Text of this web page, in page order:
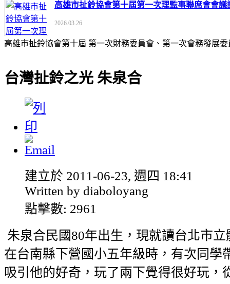
高雄市扯鈴協會第十屆第一次理監事聯席會會議
2026.03.26
高雄市扯鈴協會第十屆 第一次財務委員會、第一次會務發展
台灣扯鈴之光 朱泉合
建立於 2011-06-23, 週四 18:41
Written by diaboloyang
點擊數: 2961
朱泉合民國80年出生，現就讀台北市
在台南縣下營國小五年級時，有次同學
吸引他的好奇，玩了兩下覺得很好玩，